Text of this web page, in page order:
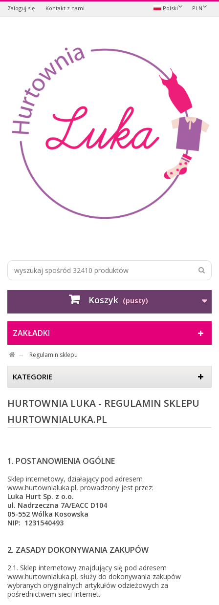
Zaloguj się PLN
Polski
Kontakt z nami
Koszyk (pusty)
ZAKŁADKI
Regulamin sklepu
KATEGORIE
HURTOWNIA LUKA - REGULAMIN SKLEPU
HURTOWNIALUKA.PL
1. POSTANOWIENIA OGÓLNE
Sklep internetowy, działający pod adresem
www.hurtownialuka.pl, prowadzony jest przez:
Luka Hurt Sp. z o.o.
ul. Nadrzeczna 7A/EACC D104
05-552 Wólka Kosowska
NIP: 1231540493
2. ZASADY DOKONYWANIA ZAKUPÓW
2.1. Sklep internetowy znajdujący się pod adresem
www.hurtownialuka.pl, służy do dokonywania zakupów
wybranych oryginalnych artykułów odzieżowych za
pośrednictwem sieci Internet.